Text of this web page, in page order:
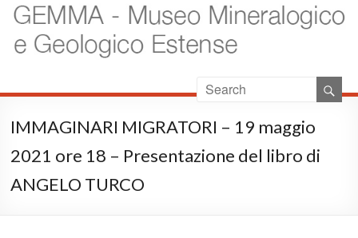
IMMAGINARI MIGRATORI – 19 maggio
2021 ore 18 – Presentazione del libro di
ANGELO TURCO